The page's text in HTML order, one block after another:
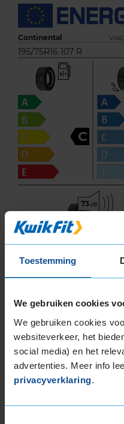
Toestemming
We gebruiken cookies
We gebruiken cookies
websiteverkeer, het
social media) en het
advertenties. Meer info
privacyverklaring.
Continental
195/75R16 107 R
C
73
Deze band is
brandstofefficiëntie-
In de categorie grip
gewaardeerd met
deze band zeer
met B-notering, wat